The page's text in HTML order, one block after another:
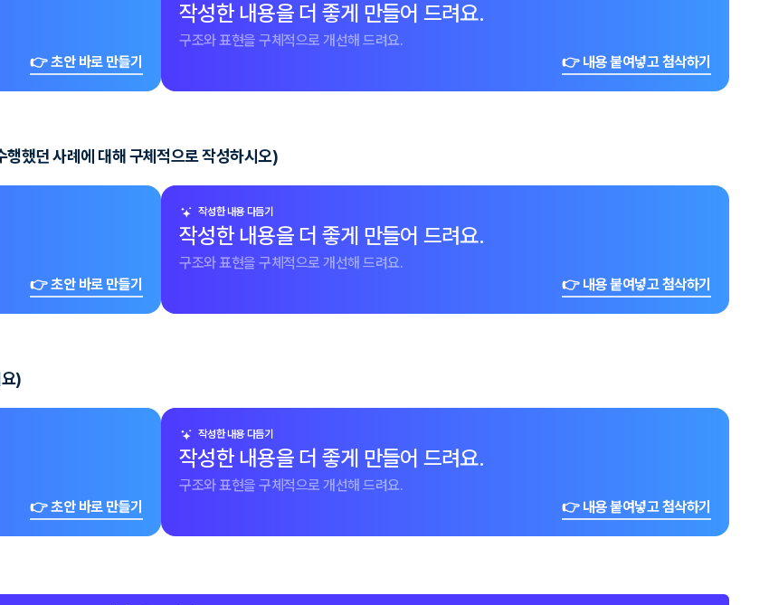
👉 초안 바로 만들기
작성한 내용을 더 좋게 만들어 드려요.
구조와 표현을 구체적으로 개선해 드려요.
👉 내용 붙여넣고 첨삭하기
했던 사례에 대해 구체적으로 작성하시오)
👉 초안 바로 만들기
작성한 내용 다듬기
작성한 내용을 더 좋게 만들어 드려요.
구조와 표현을 구체적으로 개선해 드려요.
👉 내용 붙여넣고 첨삭하기
)
👉 초안 바로 만들기
작성한 내용 다듬기
작성한 내용을 더 좋게 만들어 드려요.
구조와 표현을 구체적으로 개선해 드려요.
👉 내용 붙여넣고 첨삭하기